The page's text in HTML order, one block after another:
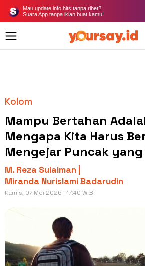
Mau update info hits tanpa ribet?
Suara App tanpa iklan buat kamu!
Kolom
Mampu Bertahan
Mengapa Kita Harus
Mengejar Puncak yang
M. Reza Sulaiman |
Miranda Nurislami Badarudin
Kamis, 07 Mei 2026 | 17:40 WIB